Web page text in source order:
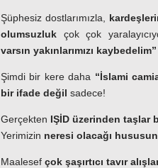
Şüphesiz dostlarımızla,
olumsuzluk çok çok
varsın yakınlarımızı kaybedelim”
Şimdi bir kere daha “İslami
bir ifade değil sadece!
Gerçekten IŞİD üzerinden taşlar
Yerimizin neresi olacağı
Maalesef çok şaşırtıcı tavır